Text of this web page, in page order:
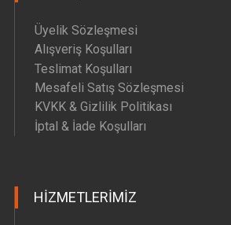
Üyelik Sözleşmesi
Alışveriş Koşulları
Teslimat Koşulları
Mesafeli Satış Sözleşmesi
KVKK & Gizlilik Politikası
İptal & İade Koşulları
HIZMETLERIMIZ